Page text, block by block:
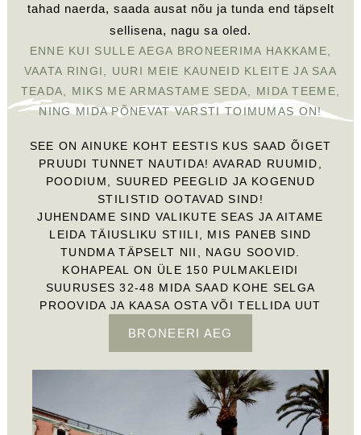
tahad naerda, saada ausat nõu ja tunda end täpselt
sellisena, nagu sa oled.
ENNE KUI SULLE AEGA BRONEERIMA HAKKAME,
VAATA RINGI, UURI MEIE KAUNEID KLEITE JA SAA
TEADA, MIKS ME ARMASTAME SEDA, MIDA TEEME,
NING MIDA PÕNEVAT VARSTI TOIMUMAS ON!
SEE ON AINUKE KOHT EESTIS KUS SAAD ÕIGET
PRUUDI TUNNET NAUTIDA! AVARAD RUUMID,
POODIUM, SUURED PEEGLID JA KOGENUD
STILISTID OOTAVAD SIND!
JUHENDAME SIND VALIKUTE SEAS JA AITAME
LEIDA TÄIUSLIKU STIILI, MIS PANEB SIND
TUNDMA TÄPSELT NII, NAGU SOOVID.
KOHAPEAL ON ÜLE 150 PULMAKLEIDI
SUURUSES 32-48 MIDA SAAD KOHE SELGA
PROOVIDA JA KAASA OSTA VÕI TELLIDA UUT
BRONEERI AEG